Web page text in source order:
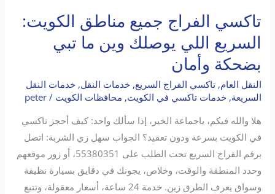
تاكسي الفراج جميع مناطق الكويت:
السريع اللي يوصلك وين ما تبي
بضحكة وأمان
النقل العام,تاكسي الفراج السريع,خدمات النقل,خدمات النقل
السريعة,خدمات تاكسي في الكويت, محافظات الكويت /
peter
هلا والله فيكم، ياجماعة الخير، إذا سألك واحد: كيف أحجز تاكسي
في الكويت بسرعة ودون تعقيد؟ الجواب سهل زي الشربة: اتصل
برقم الفراج السريع تحت الطلب على 55380351، أو زور موقعهم
وحدد المنطقة والوقت، وخلاص، يجونك في دقايق بسيارة نظيفة
وسواق يعرف الطرق زين. خدمة 24 ساعة، أسعار معقولة، وتتبع